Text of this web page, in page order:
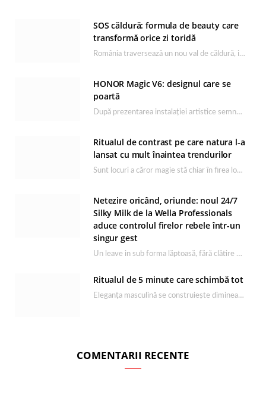
SOS căldură: formula de beauty care
transformă orice zi toridă
România traversează un nou val de căldură, iar rutina de îngrijire capătă un rol esențial…
HONOR Magic V6: designul care se
poartă
După prezentarea instalației artistice semnată de Catrinel Săbăciag în cadrul evenimentului de lansare HONOR Magic…
Ritualul de contrast pe care natura l-a
lansat cu mult înaintea trendurilor
Sunt locuri a căror magie stă chiar în firea lor naturală, iar Lacul Ursu din…
Netezire oricând, oriunde: noul 24/7
Silky Milk de la Wella Professionals
aduce controlul firelor rebele într-un
singur gest
Un leave in sub forma lăptoasă, fără clătire care completează rutina Ultimate Smooth și transformă…
Ritualul de 5 minute care schimbă tot
Eleganța masculină se construiește dimineața, în câteva minute și cu produsele potrivite. O rutină de…
COMENTARII RECENTE